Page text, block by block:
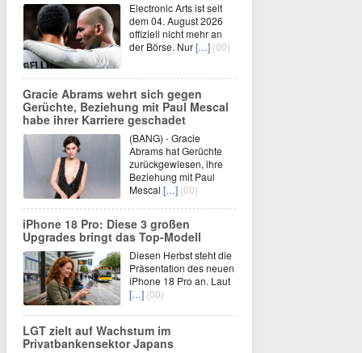
Electronic Arts ist seit
dem 04. August 2026
offiziell nicht mehr an
der Börse. Nur[…] (00)
Gracie Abrams wehrt sich gegen
Gerüchte, Beziehung mit Paul Mescal
habe ihrer Karriere geschadet
(BANG) - Gracie
Abrams hat Gerüchte
zurückgewiesen, ihre
Beziehung mit Paul
Mescal […] (00)
iPhone 18 Pro: Diese 3 großen
Upgrades bringt das Top-Modell
Diesen Herbst steht die
Präsentation des neuen
iPhone 18 Pro an. Laut
[…] (00)
LGT zielt auf Wachstum im
Privatbankensektor Japans